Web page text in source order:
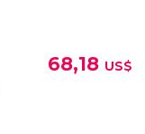
68,18 US$